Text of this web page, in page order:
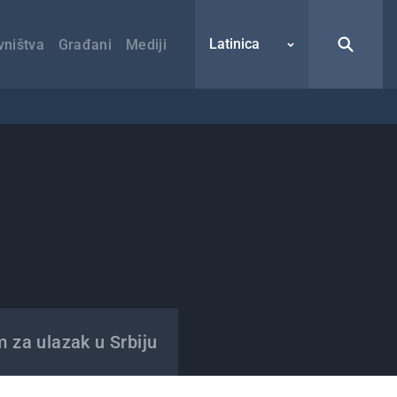
Građani Mediji Latinica
za ulazak u Srbiju